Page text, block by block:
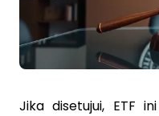
Jika disetujui, ETF